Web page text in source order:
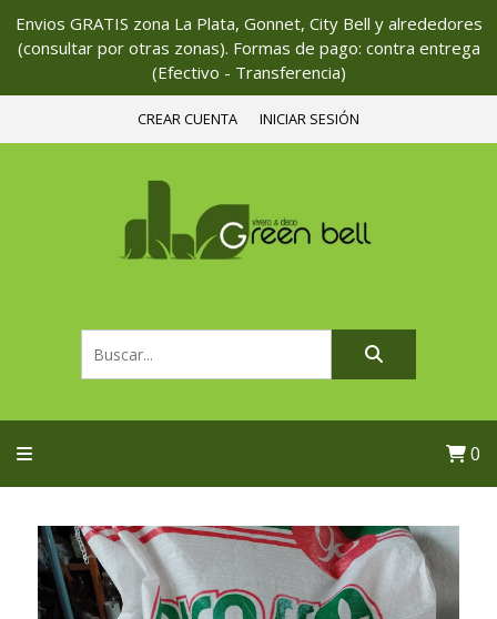
Envios GRATIS zona La Plata, Gonnet, City Bell y alrededores
(consultar por otras zonas). Formas de pago: contra entrega
(Efectivo - Transferencia)
CREAR CUENTA INICIAR SESIÓN
0